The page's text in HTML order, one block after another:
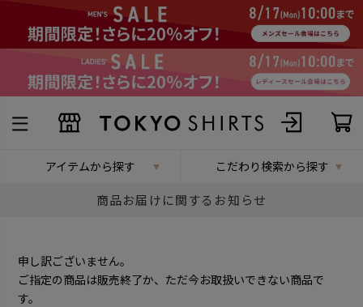
アイテムから探す こだわり検索から探す
商品お届けに関するお知らせ
申し訳ございません。
ご指定の商品は販売終了か、ただ今お取扱いできない商品で
す。